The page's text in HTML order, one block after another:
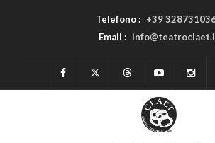
Telefono : +39
Email :